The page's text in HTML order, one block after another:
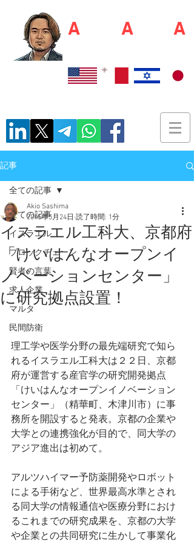
A A A
記事
全ての記事
イスラエル
ブロックチェーン
賢者の言葉
求人企業
マルタ
民間防衛
全ての記事
イスラエル工科大、京都府
「けいはんなオープンイ
ノベーションセンター」
に研究拠点設置！
Akio Sashima
2015年5月24日 読了時間: 1分
理工学や医学分野の最先端研究で知ら
れるイスラエル工科大は２２日、京都
府が運営する産官学の研究開発拠点
「けいはんなオープンイノベーション
センター」（精華町、木津川市）に事
務所を開設すると発表。京都の企業や
大学との連携強化が目的で、同大学の
アジア進出は初めて。
アルツハイマー予防薬開発やロボット
による手術など、世界最高水準とされ
る同大学の情報通信や医療分野におけ
るこれまでの研究成果を、京都の大学
や企業との共同研究に生かして事業化